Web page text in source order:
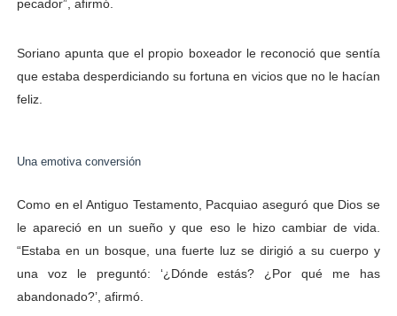
pecador”, afirmó.
Soriano apunta que el propio boxeador le reconoció que sentía
que estaba desperdiciando su fortuna en vicios que no le hacían
feliz.
Una emotiva conversión
Como en el Antiguo Testamento, Pacquiao aseguró que Dios se
le apareció en un sueño y que eso le hizo cambiar de vida.
“Estaba en un bosque, una fuerte luz se dirigió a su cuerpo y
una voz le preguntó: ‘¿Dónde estás? ¿Por qué me has
abandonado?’, afirmó.